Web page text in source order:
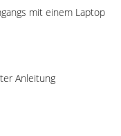
mit einem Laptop
Anleitung